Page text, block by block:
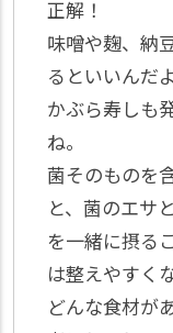
正解！
味噌や麹、納
るといいんだ
かぶら寿しも
ね。
菌そのものを
と、菌のエサ
を一緒に摂る
は整えやすく
どんな食材が